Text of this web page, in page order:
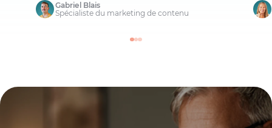
Gabriel Blais
Spécialiste du marketing de contenu